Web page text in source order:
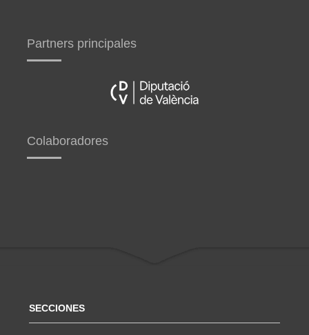
Partners principales
Colaboradores
SECCIONES